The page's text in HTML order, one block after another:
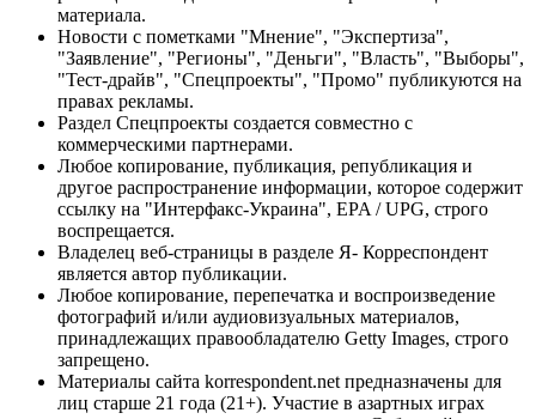
материала.
Новости с пометками "Мнение", "Экспертиза",
"Заявление", "Регионы", "Деньги", "Власть", "Выборы",
"Тест-драйв", "Спецпроекты", "Промо" публикуются на
правах рекламы.
Раздел Спецпроекты создается совместно с
коммерческими партнерами.
Любое копирование, публикация, републикация и
другое распространение информации, которое содержит
ссылку на "Интерфакс-Украина", EPA / UPG, строго
воспрещается.
Владелец веб-страницы в разделе Я- Корреспондент
является автор публикации.
Любое копирование, перепечатка и воспроизведение
фотографий и/или аудиовизуальных материалов,
принадлежащих правообладателю Getty Images, строго
запрещено.
Материалы сайта korrespondent.net предназначены для
лиц старше 21 года (21+). Участие в азартных играх